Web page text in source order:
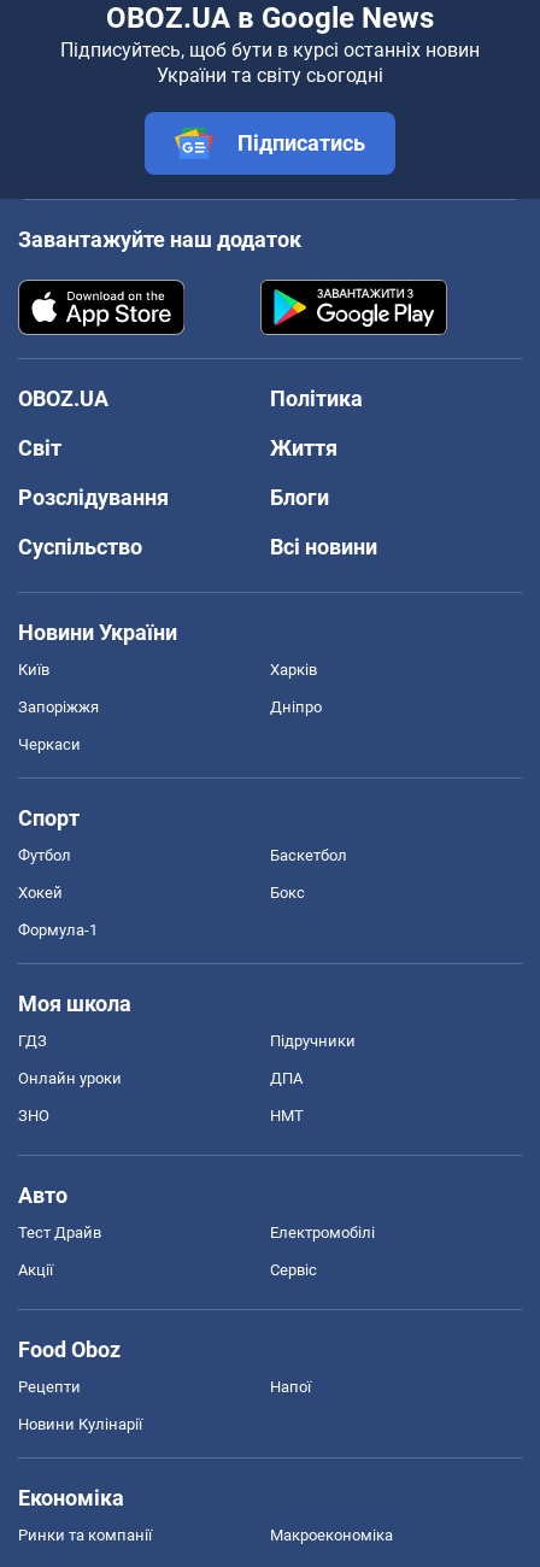
OBOZ.UA в Google News
Підписуйтесь, щоб бути в курсі останніх новин
України та світу сьогодні
Підписатись
Завантажуйте наш додаток
OBOZ.UA
Політика
Світ
Життя
Розслідування
Блоги
Суспільство
Всі новини
Новини України
Київ Харків
Запоріжжя Дніпро
Черкаси
Спорт
Футбол Баскетбол
Хокей Бокс
Формула-1
Моя школа
ГДЗ Підручники
Онлайн уроки ДПА
ЗНО НМТ
Авто
Тест Драйв Електромобілі
Акції Сервіс
Food Oboz
Рецепти Напої
Новини Кулінарії
Економіка
Ринки та компанії Макроекономіка